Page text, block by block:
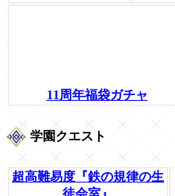
11周年福袋ガチャ
学園クエスト
超高難易度『鉄の規律の生
徒会室』